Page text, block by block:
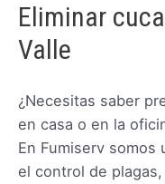
Eliminar
Valle
¿Necesitas saber
en casa o en la
En Fumiserv somos
el control de